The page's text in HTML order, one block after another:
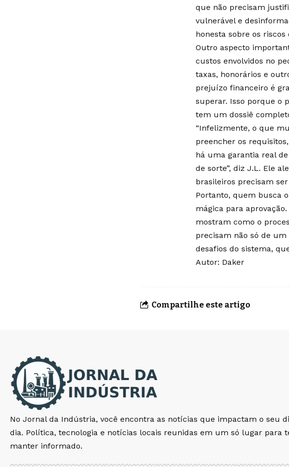
que não precisam
vulnerável e
honesta sobre os
Outro aspecto
custos envolvidos no
taxas, honorários e
prejuízo financeiro é
superar. Isso porque o
tem um dossiê
“Infelizmente, o que
preencher os
há uma garantia real
de sorte”, diz J.L. Ele
brasileiros precisam
Portanto, quem busca
mágica para
mostram como o
precisam não só de
desafios do sistema,
Autor: Daker
Compartilhe este artigo
No Jornal da Indústria, você encontra as notícias que impactam o seu
dia. Política, tecnologia e notícias locais reunidas em um só lugar para
manter informado.